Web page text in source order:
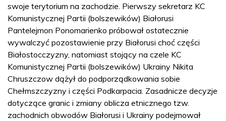
swoje terytorium na zachodzie. Pierwszy sekretarz KC
Komunistycznej Partii (bolszewików) Białorusi
Pantelejmon Ponomarienko próbował ostatecznie
wywalczyć pozostawienie przy Białorusi choć części
Białostocczyzny, natomiast stojący na czele KC
Komunistycznej Partii (bolszewików) Ukrainy Nikita
Chruszczow dążył do podporządkowania sobie
Chełmszczyzny i części Podkarpacia. Zasadnicze decyzje
dotyczące granic i zmiany oblicza etnicznego tzw.
zachodnich obwodów Białorusi i Ukrainy podejmował